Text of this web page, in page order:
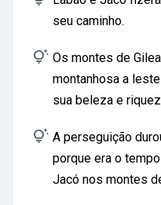
seu caminho.
 Os montes de
montanhosa a
sua beleza e
 A perseguição
porque era o
Jacó nos montes